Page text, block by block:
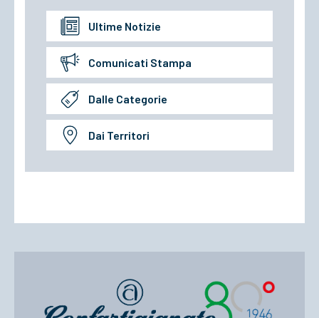
Ultime Notizie
Comunicati Stampa
Dalle Categorie
Dai Territori